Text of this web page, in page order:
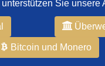
Sie unsere
Bitcoin und Monero